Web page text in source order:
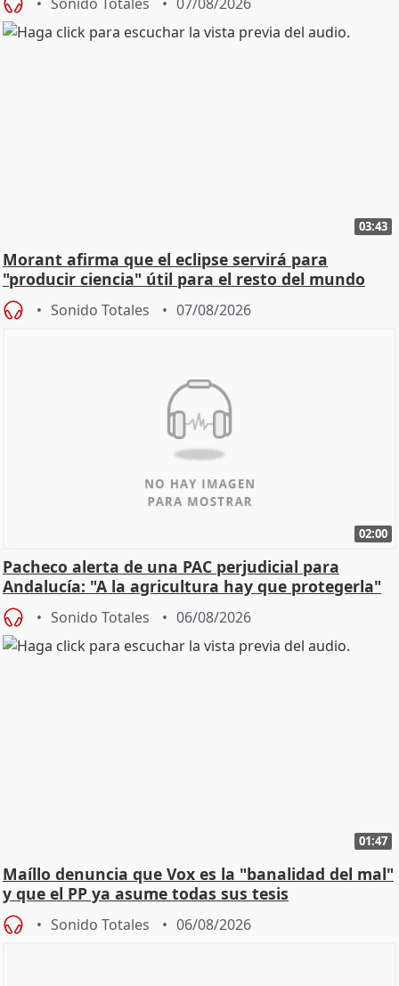
03:43
Morant afirma que el eclipse servirá para
"producir ciencia" útil para el resto del mundo
Sonido Totales 07/08/2026
02:00
Pacheco alerta de una PAC perjudicial para
Andalucía: "A la agricultura hay que protegerla"
Sonido Totales 06/08/2026
01:47
Maíllo denuncia que Vox es la "banalidad del mal"
y que el PP ya asume todas sus tesis
Sonido Totales 06/08/2026